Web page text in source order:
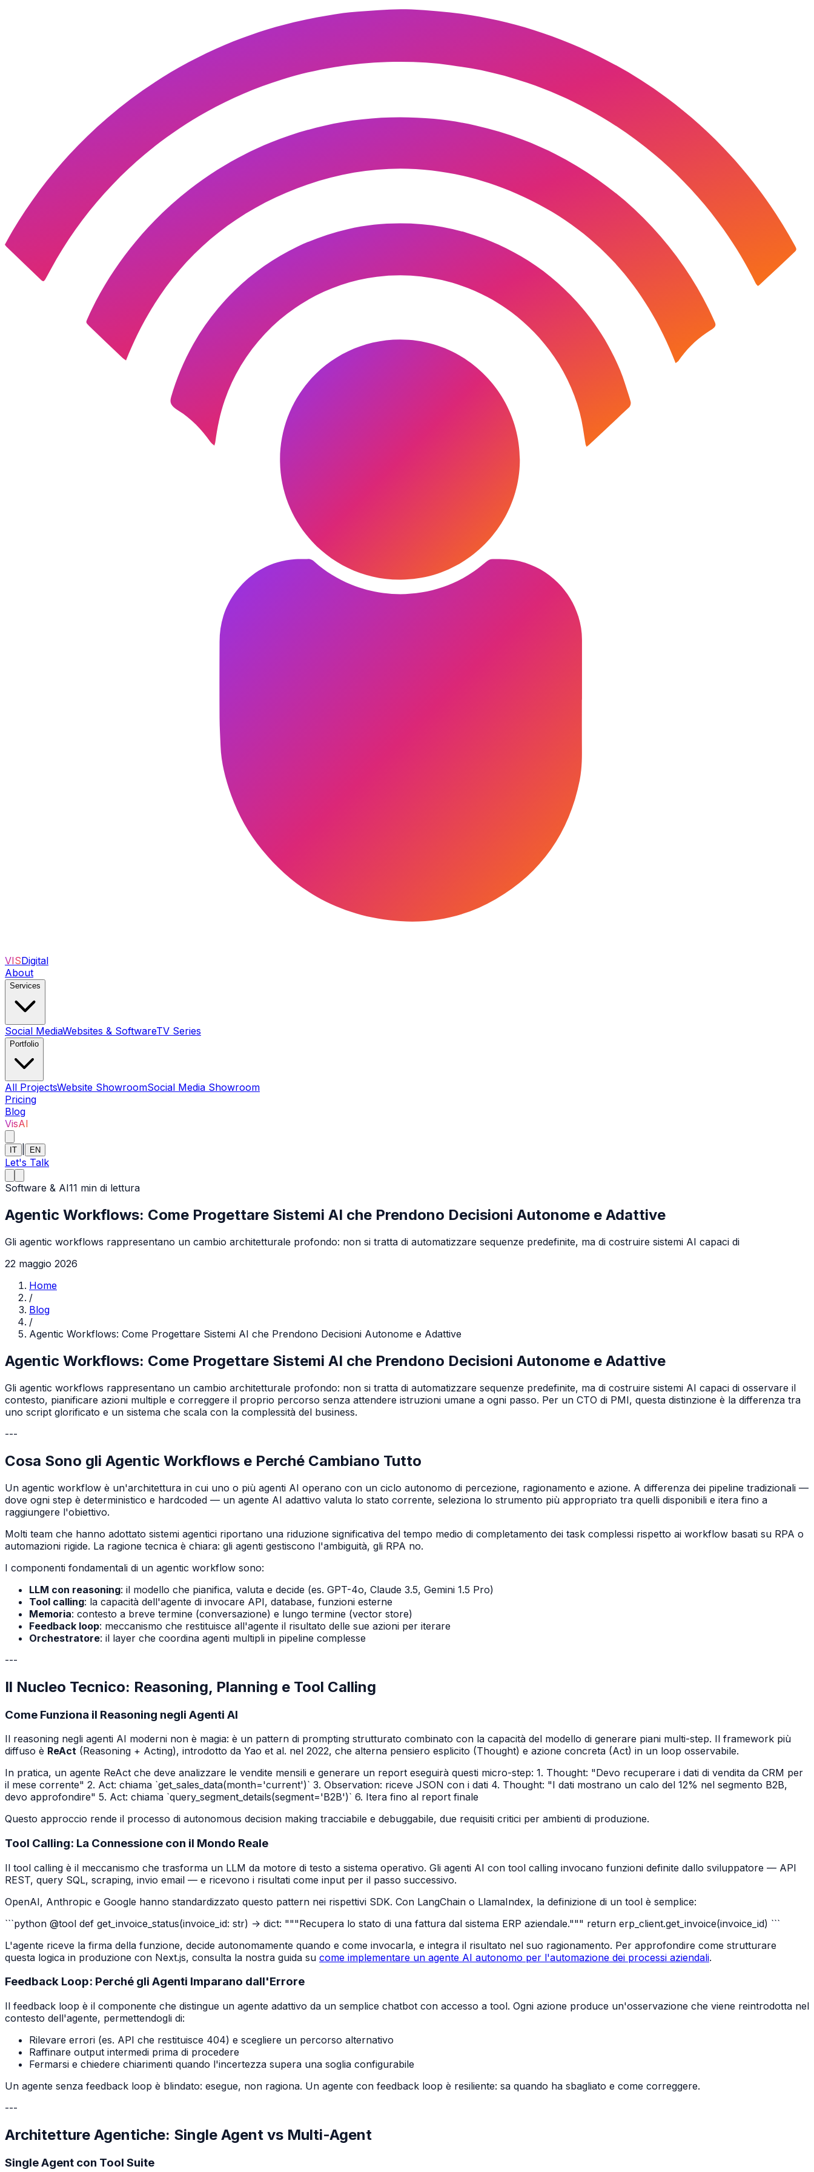
VISDigital
About
Services
Social MediaWebsites & SoftwareTV Series
Portfolio
All ProjectsWebsite ShowroomSocial Media Showroom
Pricing
Blog
VisAI
IT EN
Let's Talk
Software & AI11 min di lettura
Agentic Workflows: Come Progettare Sistemi AI che Prendono Decisioni Autonome e Adattive
Gli agentic workflows rappresentano un cambio architetturale profondo: non si tratta di automatizzare sequenze predefinite, ma di costruire sistemi AI capaci di
22 maggio 2026
Home
/
Blog
/
Agentic Workflows: Come Progettare Sistemi AI che Prendono Decisioni Autonome e Adattive
Agentic Workflows: Come Progettare Sistemi AI che Prendono Decisioni Autonome e Adattive
Gli agentic workflows rappresentano un cambio architetturale profondo: non si tratta di automatizzare sequenze predefinite, ma di costruire sistemi AI capaci di osservare il
contesto, pianificare azioni multiple e correggere il proprio percorso senza attendere istruzioni umane a ogni passo. Per un CTO di PMI, questa distinzione è la differenza tra
uno script glorificato e un sistema che scala con la complessità del business.
---
Cosa Sono gli Agentic Workflows e Perché Cambiano Tutto
Un agentic workflow è un'architettura in cui uno o più agenti AI operano con un ciclo autonomo di percezione, ragionamento e azione. A differenza dei pipeline tradizionali —
dove ogni step è deterministico e hardcoded — un agente AI adattivo valuta lo stato corrente, seleziona lo strumento più appropriato tra quelli disponibili e itera fino a
raggiungere l'obiettivo.
Molti team che hanno adottato sistemi agentici riportano una riduzione significativa del tempo medio di completamento dei task complessi rispetto ai workflow basati su RPA o
automazioni rigide. La ragione tecnica è chiara: gli agenti gestiscono l'ambiguità, gli RPA no.
I componenti fondamentali di un agentic workflow sono:
LLM con reasoning: il modello che pianifica, valuta e decide (es. GPT-4o, Claude 3.5, Gemini 1.5 Pro)
Tool calling: la capacità dell'agente di invocare API, database, funzioni esterne
Memoria: contesto a breve termine (conversazione) e lungo termine (vector store)
Feedback loop: meccanismo che restituisce all'agente il risultato delle sue azioni per iterare
Orchestratore: il layer che coordina agenti multipli in pipeline complesse
---
Il Nucleo Tecnico: Reasoning, Planning e Tool Calling
Come Funziona il Reasoning negli Agenti AI
Il reasoning negli agenti AI moderni non è magia: è un pattern di prompting strutturato combinato con la capacità del modello di generare piani multi-step. Il framework più
diffuso è ReAct (Reasoning + Acting), introdotto da Yao et al. nel 2022, che alterna pensiero esplicito (Thought) e azione concreta (Act) in un loop osservabile.
In pratica, un agente ReAct che deve analizzare le vendite mensili e generare un report eseguirà questi micro-step: 1. Thought: "Devo recuperare i dati di vendita da CRM per
il mese corrente" 2. Act: chiama `get_sales_data(month='current')` 3. Observation: riceve JSON con i dati 4. Thought: "I dati mostrano un calo del 12% nel segmento B2B,
devo approfondire" 5. Act: chiama `query_segment_details(segment='B2B')` 6. Itera fino al report finale
Questo approccio rende il processo di autonomous decision making tracciabile e debuggabile, due requisiti critici per ambienti di produzione.
Tool Calling: La Connessione con il Mondo Reale
Il tool calling è il meccanismo che trasforma un LLM da motore di testo a sistema operativo. Gli agenti AI con tool calling invocano funzioni definite dallo sviluppatore — API
REST, query SQL, scraping, invio email — e ricevono i risultati come input per il passo successivo.
OpenAI, Anthropic e Google hanno standardizzato questo pattern nei rispettivi SDK. Con LangChain o LlamaIndex, la definizione di un tool è semplice:
```python @tool def get_invoice_status(invoice_id: str) -> dict: """Recupera lo stato di una fattura dal sistema ERP aziendale.""" return erp_client.get_invoice(invoice_id) ```
L'agente riceve la firma della funzione, decide autonomamente quando e come invocarla, e integra il risultato nel suo ragionamento. Per approfondire come strutturare
questa logica in produzione con Next.js, consulta la nostra guida su come implementare un agente AI autonomo per l'automazione dei processi aziendali.
Feedback Loop: Perché gli Agenti Imparano dall'Errore
Il feedback loop è il componente che distingue un agente adattivo da un semplice chatbot con accesso a tool. Ogni azione produce un'osservazione che viene reintrodotta nel
contesto dell'agente, permettendogli di:
Rilevare errori (es. API che restituisce 404) e scegliere un percorso alternativo
Raffinare output intermedi prima di procedere
Fermarsi e chiedere chiarimenti quando l'incertezza supera una soglia configurabile
Un agente senza feedback loop è blindato: esegue, non ragiona. Un agente con feedback loop è resiliente: sa quando ha sbagliato e come correggere.
---
Architetture Agentiche: Single Agent vs Multi-Agent
Single Agent con Tool Suite